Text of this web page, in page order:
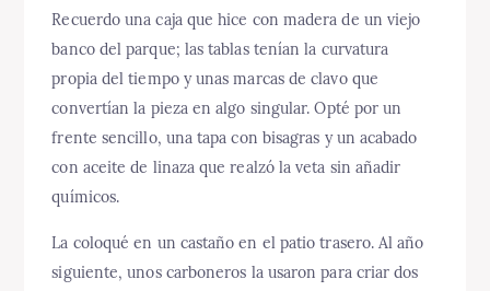
Recuerdo una caja que hice con madera de un viejo
banco del parque; las tablas tenían la curvatura
propia del tiempo y unas marcas de clavo que
convertían la pieza en algo singular. Opté por un
frente sencillo, una tapa con bisagras y un acabado
con aceite de linaza que realzó la veta sin añadir
químicos.
La coloqué en un castaño en el patio trasero. Al año
siguiente, unos carboneros la usaron para criar dos